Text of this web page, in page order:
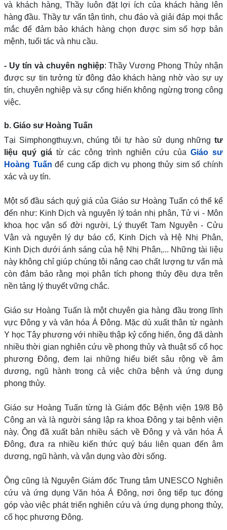
và khách hàng, Thầy luôn đặt lợi ích của khách hàng lên
hàng đầu. Thầy tư vấn tận tình, chu đáo và giải đáp mọi thắc
mắc để đảm bảo khách hàng chọn được sim số hợp bản
mệnh, tuổi tác và nhu cầu.
- Uy tín và chuyên nghiệp: Thầy Vương Phong Thủy nhận
được sự tin tưởng từ đông đảo khách hàng nhờ vào sự uy
tín, chuyên nghiệp và sự cống hiến không ngừng trong công
việc.
b. Giáo sư Hoàng Tuấn
Tại Simphongthuy.vn, chúng tôi tự hào sử dụng những tư
liệu quý giá từ các công trình nghiên cứu của Giáo sư
Hoàng Tuấn để cung cấp dịch vụ phong thủy sim số chính
xác và uy tín.
Một số đầu sách quý giá của Giáo sư Hoàng Tuấn có thể kể
đến như: Kinh Dịch và nguyên lý toán nhị phân, Tử vi - Môn
khoa học vận số đời người, Lý thuyết Tam Nguyên - Cửu
Vận và nguyên lý dự báo cổ, Kinh Dịch và Hệ Nhị Phân,
Kinh Dịch dưới ánh sáng của hệ Nhị Phân,... Những tài liệu
này không chỉ giúp chúng tôi nâng cao chất lượng tư vấn mà
còn đảm bảo rằng mọi phân tích phong thủy đều dựa trên
nền tảng lý thuyết vững chắc.
Giáo sư Hoàng Tuấn là một chuyên gia hàng đầu trong lĩnh
vực Đông y và văn hóa Á Đông. Mặc dù xuất thân từ ngành
Y học Tây phương với nhiều thập kỷ cống hiến, ông đã dành
nhiều thời gian nghiên cứu về phong thủy và thuật số cổ học
phương Đông, đem lại những hiểu biết sâu rộng về âm
dương, ngũ hành trong cả việc chữa bệnh và ứng dụng
phong thủy.
Giáo sư Hoàng Tuấn từng là Giám đốc Bệnh viện 19/8 Bộ
Công an và là người sáng lập ra khoa Đông y tại bệnh viện
này. Ông đã xuất bản nhiều sách về Đông y và văn hóa Á
Đông, đưa ra nhiều kiến thức quý báu liên quan đến âm
dương, ngũ hành, và vận dụng vào đời sống.
Ông cũng là Nguyên Giám đốc Trung tâm UNESCO Nghiên
cứu và ứng dụng Văn hóa Á Đông, nơi ông tiếp tục đóng
góp vào việc phát triển nghiên cứu và ứng dụng phong thủy,
cổ học phương Đông.